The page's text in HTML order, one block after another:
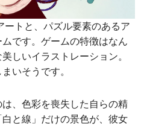
ートと、パズル要素のあるア
です。ゲームの特徴はなん
しいイラストレーション。
いそうです。
、色彩を喪失した自らの精
と線」だけの景色が、彼女